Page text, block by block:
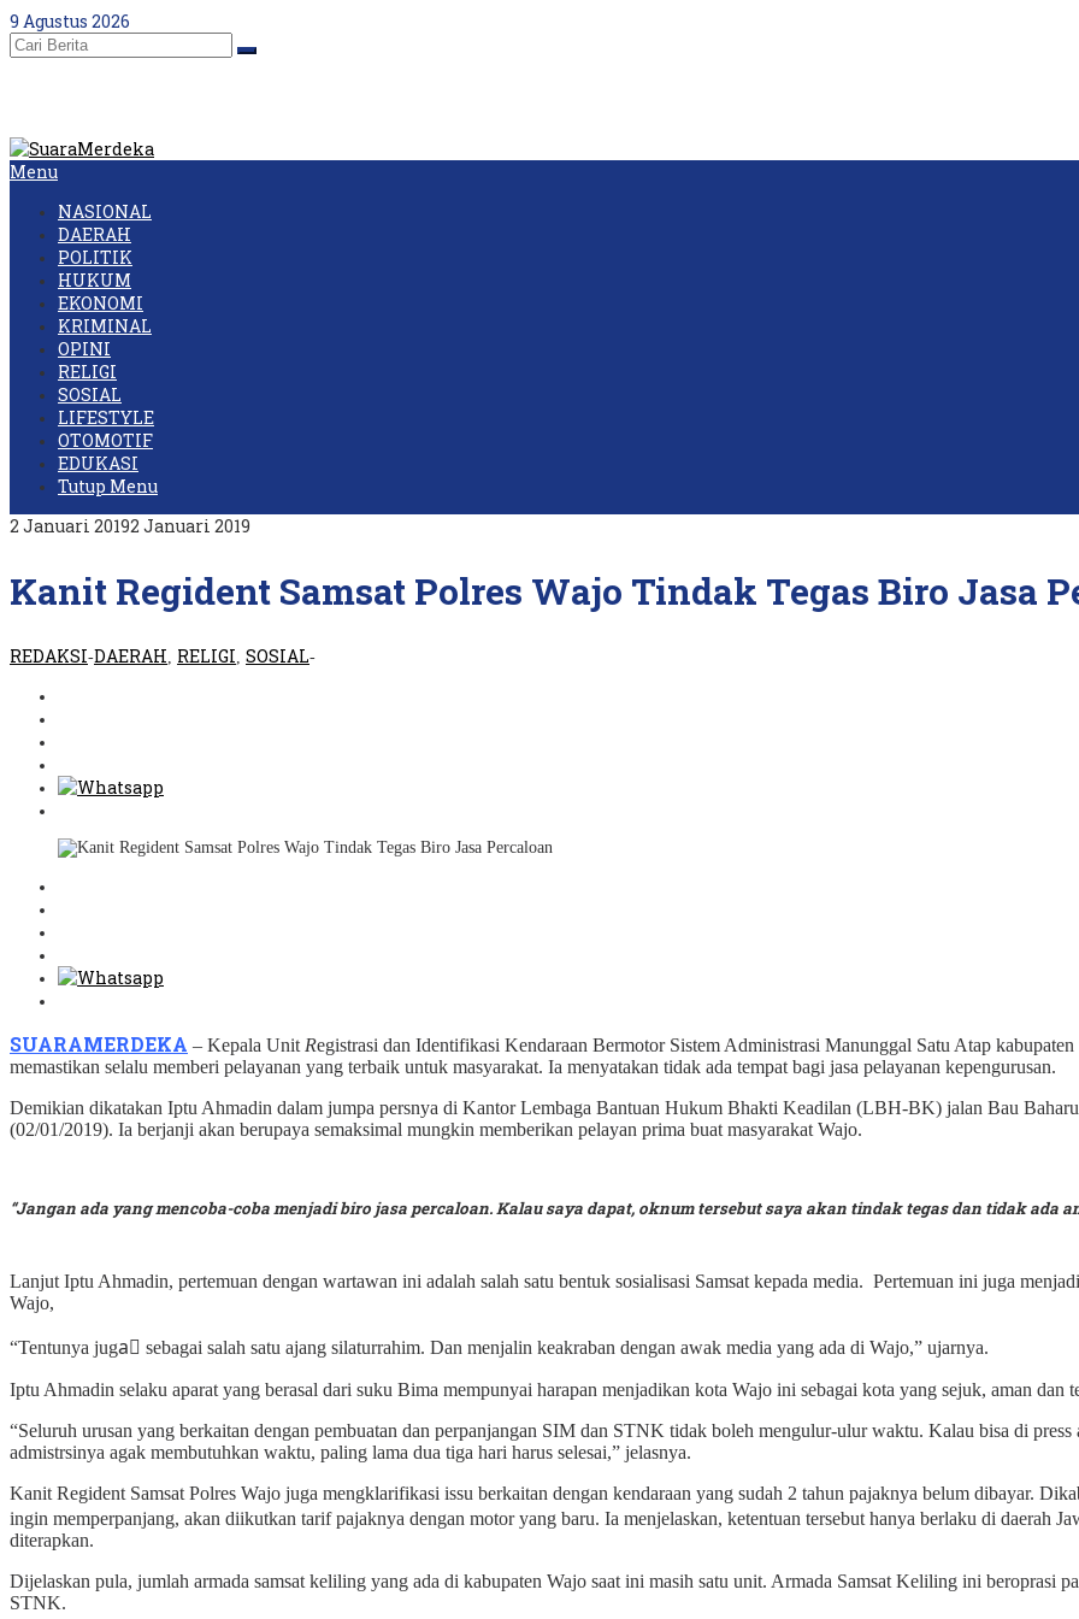
Skip
to
content
9 Agustus 2026
Menu
NASIONAL
DAERAH
POLITIK
HUKUM
EKONOMI
KRIMINAL
OPINI
RELIGI
SOSIAL
LIFESTYLE
OTOMOTIF
EDUKASI
Tutup Menu
2 Januari 20192 Januari 2019
Kanit Regident Samsat Polres Wajo Tindak Tegas Biro Jasa
REDAKSI-DAERAH RELIGI SOSIAL-
SUARAMERDEKA – Kepala Unit Registrasi dan Identifikasi Kendaraan Bermotor Sistem Administrasi Manunggal Satu Atap
memastikan selalu memberi pelayanan yang terbaik untuk masyarakat. Ia menyatakan tidak ada tempat bagi jasa pelayanan kepengurusan.
Demikian dikatakan Iptu Ahmadin dalam jumpa persnya di Kantor Lembaga Bantuan Hukum Bhakti Keadilan (LBH-BK) jalan Bau
(02/01/2019). Ia berjanji akan berupaya semaksimal mungkin memberikan pelayan prima buat masyarakat Wajo.
“Jangan ada yang mencoba-coba menjadi biro jasa percaloan. Kalau saya dapat, oknum tersebut saya akan tindak tegas dan tidak ada
Lanjut Iptu Ahmadin, pertemuan dengan wartawan ini adalah salah satu bentuk sosialisasi Samsat kepada media. Pertemuan ini juga
Wajo,
“Tentunya jugaً sebagai salah satu ajang silaturrahim. Dan menjalin keakraban dengan awak media yang ada di Wajo,” ujarnya.
Iptu Ahmadin selaku aparat yang berasal dari suku Bima mempunyai harapan menjadikan kota Wajo ini sebagai kota yang sejuk, aman dan
“Seluruh urusan yang berkaitan dengan pembuatan dan perpanjangan SIM dan STNK tidak boleh mengulur-ulur waktu. Kalau bisa di
admistrsinya agak membutuhkan waktu, paling lama dua tiga hari harus selesai,” jelasnya.
Kanit Regident Samsat Polres Wajo juga mengklarifikasi issu berkaitan dengan kendaraan yang sudah 2 tahun pajaknya belum dibayar.
ingin memperpanjang, akan diikutkan tarif pajaknya dengan motor yang baru. Ia menjelaskan, ketentuan tersebut hanya berlaku di daerah
diterapkan.
Dijelaskan pula, jumlah armada samsat keliling yang ada di kabupaten Wajo saat ini masih satu unit. Armada Samsat Keliling ini beroprasi
STNK.